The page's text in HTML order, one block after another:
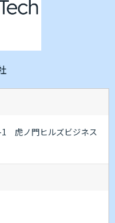
1 虎ノ門ヒルズビジネス